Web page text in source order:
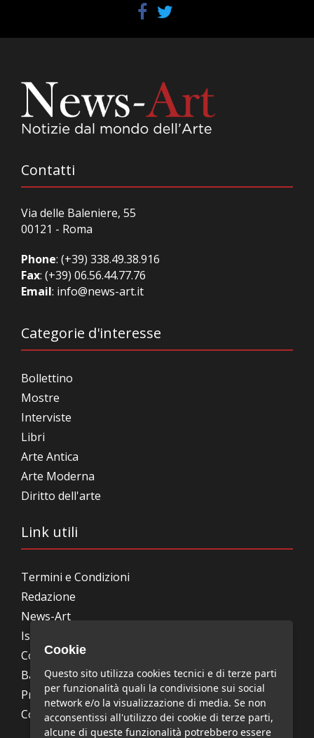
Contatti
Via delle Baleniere, 55
00121 - Roma
Phone: (+39) 338.49.38.916
Fax: (+39) 06.56.44.77.76
Email: info@news-art.it
Categorie d'interesse
Bollettino
Mostre
Interviste
Libri
Arte Antica
Arte Moderna
Diritto dell'arte
Link utili
Termini e Condizioni
Redazione
News-Art
Iscrizione alla newsletter
Collabora con noi
Bandi, concorsi, premi
Privacy Policy
Cookie Policy
Cookie
Questo sito utilizza cookies tecnici e di terze parti
per funzionalità quali la condivisione sui social
network e/o la visualizzazione di media. Se non
acconsentissi all'utilizzo dei cookie di terze parti,
alcune di queste funzionalità potrebbero essere